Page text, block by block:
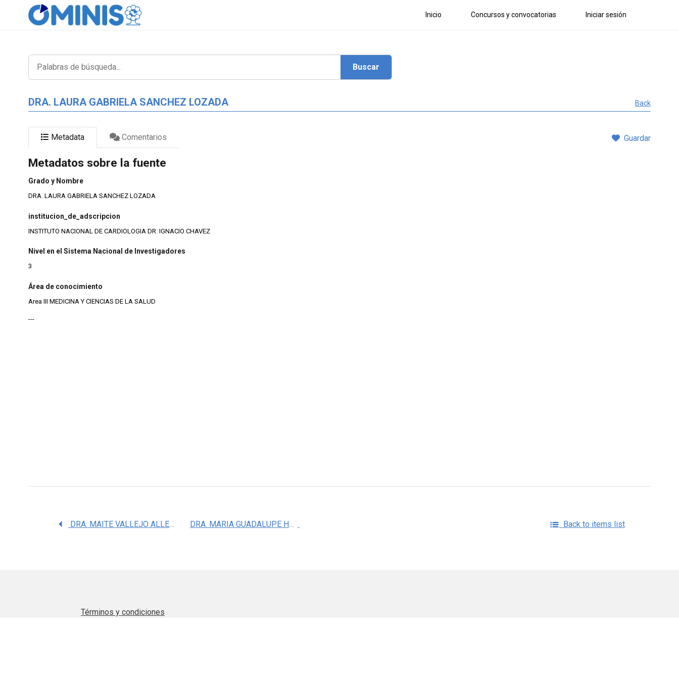
Inicio Concursos y convocatorias Iniciar sesión
DRA. LAURA GABRIELA SANCHEZ LOZADA Back
Metadata Comentarios Guardar
Metadatos sobre la fuente
Grado y Nombre
DRA. LAURA GABRIELA SANCHEZ LOZADA
institucion_de_adscripcion
INSTITUTO NACIONAL DE CARDIOLOGIA DR. IGNACIO CHAVEZ
Nivel en el Sistema Nacional de Investigadores
3
Área de conocimiento
Area III MEDICINA Y CIENCIAS DE LA SALUD
---
DRA. MAITE VALLEJO ALLENDE DRA. MARIA GUADALUPE HERNANDEZ PACHECO Back to items list
Términos y condiciones